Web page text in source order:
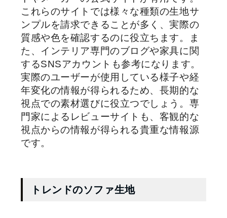
これらのサイトでは様々な種類の生地サ
ンプルを請求できることが多く、実際の
質感や色を確認するのに役立ちます。ま
た、インテリア専門のブログや家具に関
するSNSアカウントも参考になります。
実際のユーザーが使用している様子や経
年変化の情報が得られるため、長期的な
視点での素材選びに役立つでしょう。専
門家によるレビューサイトも、客観的な
視点からの情報が得られる貴重な情報源
です。
トレンドのソファ生地